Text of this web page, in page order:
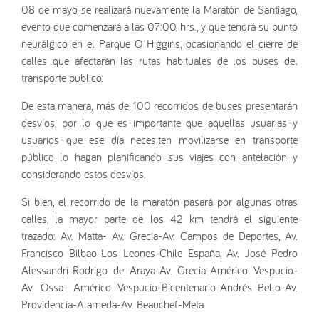
08 de mayo se realizará nuevamente la Maratón de Santiago,
evento que comenzará a las 07:00 hrs., y que tendrá su punto
neurálgico en el Parque O´Higgins, ocasionando el cierre de
calles que afectarán las rutas habituales de los buses del
transporte público.
De esta manera, más de 100 recorridos de buses presentarán
desvíos, por lo que es importante que aquellas usuarias y
usuarios que ese día necesiten movilizarse en transporte
público lo hagan planificando sus viajes con antelación y
considerando estos desvíos.
Si bien, el recorrido de la maratón pasará por algunas otras
calles, la mayor parte de los 42 km tendrá el siguiente
trazado: Av. Matta- Av. Grecia-Av. Campos de Deportes, Av.
Francisco Bilbao-Los Leones-Chile España, Av. José Pedro
Alessandri-Rodrigo de Araya-Av. Grecia-Américo Vespucio-
Av. Ossa- Américo Vespucio-Bicentenario-Andrés Bello-Av.
Providencia-Alameda-Av. Beauchef-Meta.